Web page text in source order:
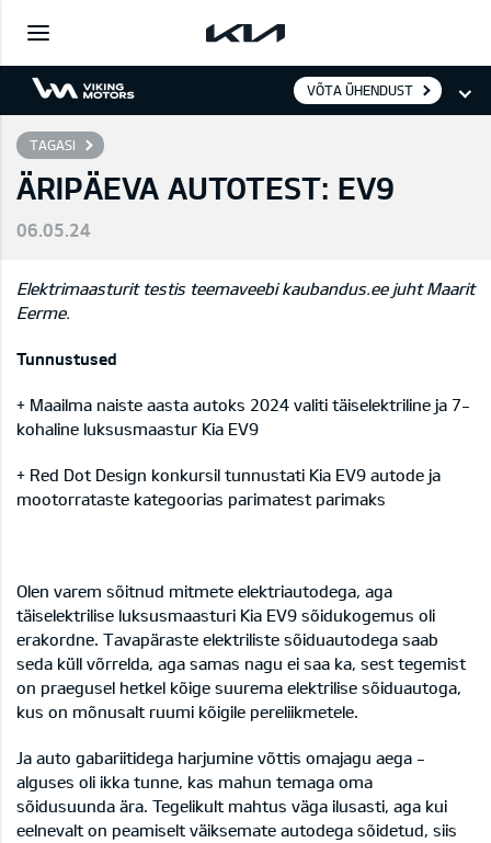
VÕTA ÜHENDUST
TAGASI
ÄRIPÄEVA AUTOTEST: EV9
06.05.24
Elektrimaasturit testis teemaveebi kaubandus.ee juht Maarit
Eerme.
Tunnustused
+ Maailma naiste aasta autoks 2024 valiti täiselektriline ja 7-
kohaline luksusmaastur Kia EV9
+ Red Dot Design konkursil tunnustati Kia EV9 autode ja
mootorrataste kategoorias parimatest parimaks
Olen varem sõitnud mitmete elektriautodega, aga
täiselektrilise luksusmaasturi Kia EV9 sõidukogemus oli
erakordne. Tavapäraste elektriliste sõiduautodega saab
seda küll võrrelda, aga samas nagu ei saa ka, sest tegemist
on praegusel hetkel kõige suurema elektrilise sõiduautoga,
kus on mõnusalt ruumi kõigile pereliikmetele.
Ja auto gabariitidega harjumine võttis omajagu aega -
alguses oli ikka tunne, kas mahun temaga oma
sõidusuunda ära. Tegelikult mahtus väga ilusasti, aga kui
eelnevalt on peamiselt väiksemate autodega sõidetud, siis